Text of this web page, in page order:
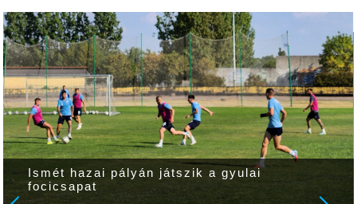
Ismét hazai pályán játszik a gyulai
focicsapat